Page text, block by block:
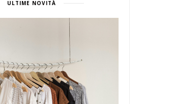
ULTIME NOVITÀ